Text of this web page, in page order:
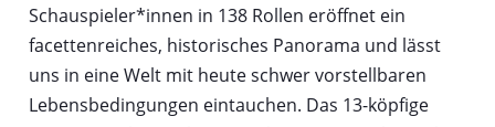
Schauspieler*innen in 138 Rollen eröffnet ein
facettenreiches, historisches Panorama und lässt
uns in eine Welt mit heute schwer vorstellbaren
Lebensbedingungen eintauchen. Das 13-köpfige